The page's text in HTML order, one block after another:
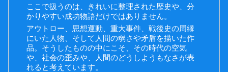
ここで扱うのは、きれいに整理された歴史や、分
かりやすい成功物語だけではありません。
アウトロー、思想運動、重大事件、戦後史の周縁
にいた人物、そして人間の弱さや矛盾を描いた作
品。そうしたものの中にこそ、その時代の空気
や、社会の歪みや、人間のどうしようもなさが表
れると考えています。